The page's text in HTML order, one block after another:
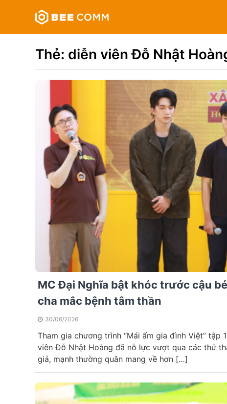
Bee
Comm
Truyền
đa
Thẻ: diễn viên Đỗ Nhật
MC Đại Nghĩa bật khóc trước cậu
cha mắc bệnh tâm thần
30/06/2026
Tham gia chương trình “Mái ấm gia đình Việt”
viên Đỗ Nhật Hoàng đã nỗ lực vượt qua các thử
giả, mạnh thường quân mang về hơn […]